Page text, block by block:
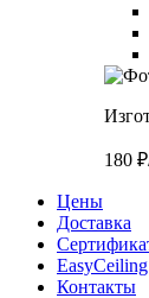
180
Цены
Доставка
EasyCeiling
Контакты